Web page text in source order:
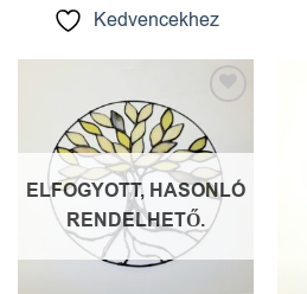
Kedvencekhez
Kedvencekhez
ELFOGYOTT, HASONLÓ
RENDELHETŐ.